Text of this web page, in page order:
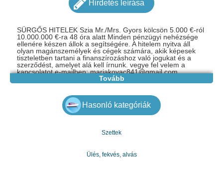
Hirdetés leírása
SÜRGŐS HITELEK Szia Mr./Mrs. Gyors kölcsön 5.000 €-ról
10.000.000 €-ra 48 óra alatt Minden pénzügyi nehézsége
ellenére készen állok a segítségére. A hitelem nyitva áll
olyan magánszemélyek és cégek számára, akik képesek
tiszteletben tartani a finanszírozáshoz való jogukat és a
szerződést, amelyet alá kell írnunk. vegye fel velem a
kapcsolatot e-mailben: mariakovac841@gmail.com
Whatsapp: +48 736 604 289Tovább
Hasonló kategóriák
Szettek
Ülés, fekvés, alvás